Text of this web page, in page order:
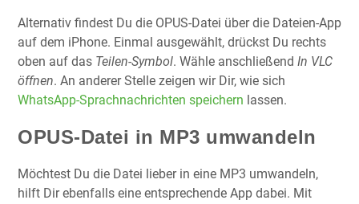
Alternativ findest Du die OPUS-Datei über die Dateien-App
auf dem iPhone. Einmal ausgewählt, drückst Du rechts
oben auf das Teilen-Symbol. Wähle anschließend In VLC
öffnen. An anderer Stelle zeigen wir Dir, wie sich
WhatsApp-Sprachnachrichten speichern lassen.
OPUS-Datei in MP3 umwandeln
Möchtest Du die Datei lieber in eine MP3 umwandeln,
hilft Dir ebenfalls eine entsprechende App dabei. Mit